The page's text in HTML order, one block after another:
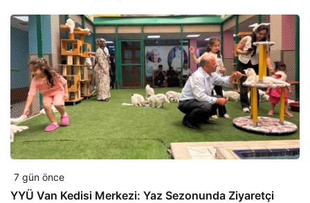
7 gün önce
YYÜ Van Kedisi Merkezi: Yaz Sezonunda Ziyaretçi